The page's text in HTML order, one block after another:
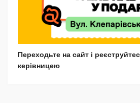
Переходьте на сайт і
керівницею